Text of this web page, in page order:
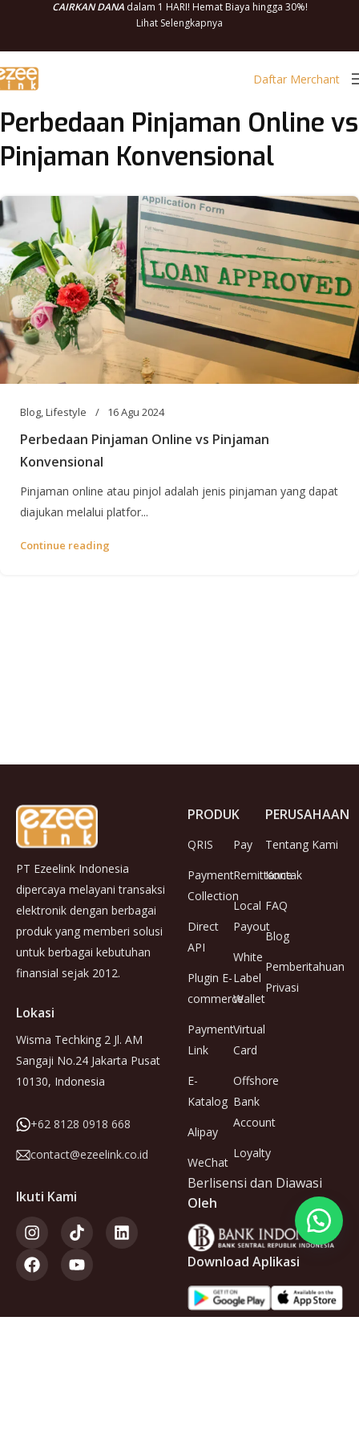
CAIRKAN DANAdalam 1 HARI! Hemat Biaya hingga 30%!
Lihat Selengkapnya
Daftar Merchant
Perbedaan Pinjaman Online vs
Pinjaman Konvensional
Blog,Lifestyle 16 Agu 2024
Perbedaan Pinjaman Online vs Pinjaman
Konvensional
Pinjaman online atau pinjol adalah jenis pinjaman yang dapat
diajukan melalui platfor...
Continue reading
PT Ezeelink Indonesia
dipercaya melayani transaksi
elektronik dengan berbagai
produk yang memberi solusi
untuk berbagai kebutuhan
finansial sejak 2012.
Lokasi
Wisma Techking 2 Jl. AM
Sangaji No.24 Jakarta Pusat
10130, Indonesia
+62 8128 0918 668
contact@ezeelink.co.id
Ikuti Kami
PRODUK
QRIS
Payment
Collection
Direct
API
Plugin E-
commerce
Payment
Link
E-
Katalog
Alipay
WeChat
Pay
Remittance
Local
Payout
White
Label
Wallet
Virtual
Card
Offshore
Bank
Account
Loyalty
PERUSAHAAN
Tentang Kami
Kontak
FAQ
Blog
Pemberitahuan
Privasi
Berlisensi dan Diawasi
Oleh
Download Aplikasi